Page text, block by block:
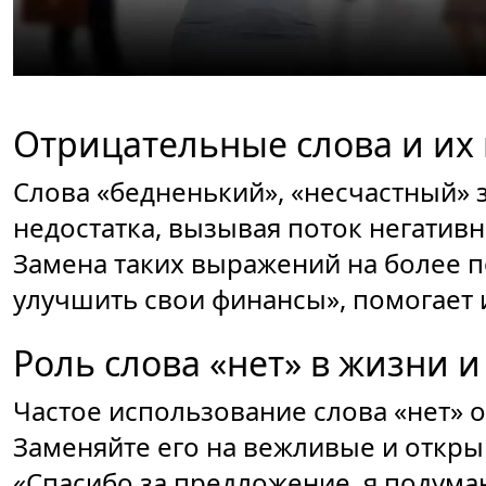
Отрицательные слова и их
Слова «бедненький»,
недостатка, вызывая поток
Замена таких выражений на более
улучшить свои финансы», помогает
Роль слова «нет» в жизни
Частое использование слова «нет»
Заменяйте его на вежливые и